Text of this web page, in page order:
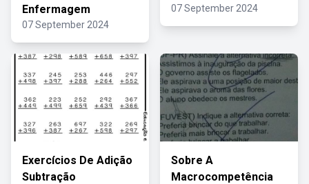
Enfermagem
07 September 2024
07 September 2024
Exercícios De Adição
Subtração
Sobre A
Macrocompetência